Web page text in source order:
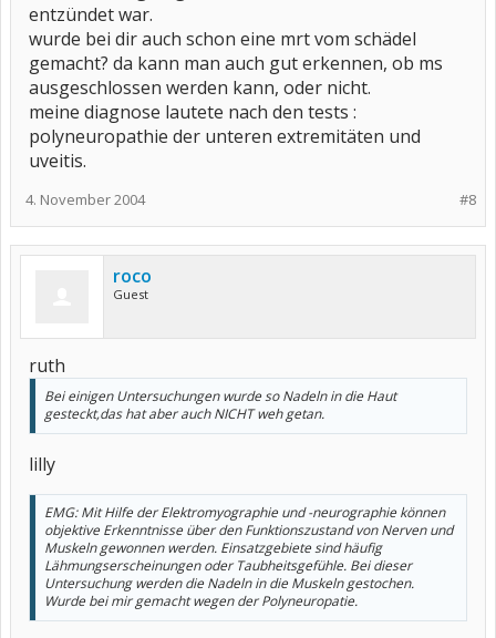
wenn da überall nix ist, wäre eine fibro schon wahrscheinlicher,
aber es gäbe auch dann noch möglichkeiten... darüber reden wir,
wenn die befunde da sind.
naja, soweit für heute,
die conny
entzündet war.
wurde bei dir auch schon eine mrt vom schädel
gemacht? da kann man auch gut erkennen, ob ms
ausgeschlossen werden kann, oder nicht.
meine diagnose lautete nach den tests :
polyneuropathie der unteren extremitäten und
uveitis.
#8
4. November 2004
roco
Guest
ruth
Bei einigen Untersuchungen wurde so Nadeln in die Haut
gesteckt,das hat aber auch NICHT weh getan.
lilly
EMG: Mit Hilfe der Elektromyographie und -neurographie können
objektive Erkenntnisse über den Funktionszustand von Nerven und
Muskeln gewonnen werden. Einsatzgebiete sind häufig
Lähmungserscheinungen oder Taubheitsgefühle. Bei dieser
Untersuchung werden die Nadeln in die Muskeln gestochen.
Wurde bei mir gemacht wegen der Polyneuropatie.